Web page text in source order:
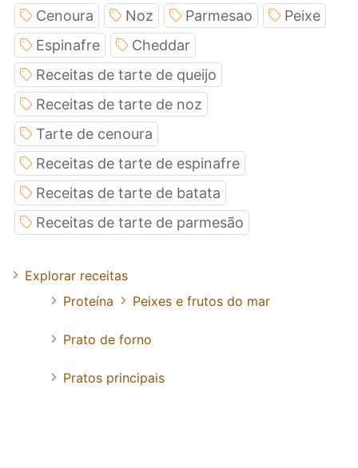
Cenoura
Noz Parmesao
Peixe
Espinafre
Cheddar
Receitas de tarte de queijo
Receitas de tarte de noz
Tarte de cenoura
Receitas de tarte de espinafre
Receitas de tarte de batata
Receitas de tarte de parmesão
Explorar receitas
Proteína
Peixes e frutos do mar
Prato de forno
Pratos principais